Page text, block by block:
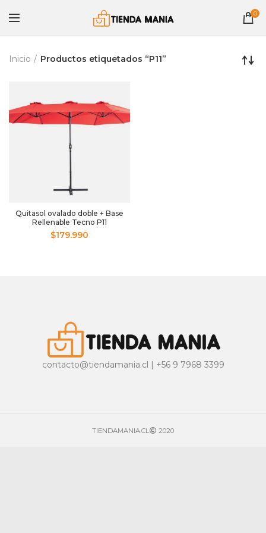
0
Inicio Productos etiquetados “P11”
Quitasol ovalado doble + Base
Rellenable Tecno P11
$179.990
contacto@tiendamania.cl | +56 9 7968 3399
TIENDAMANIA.CL 2020